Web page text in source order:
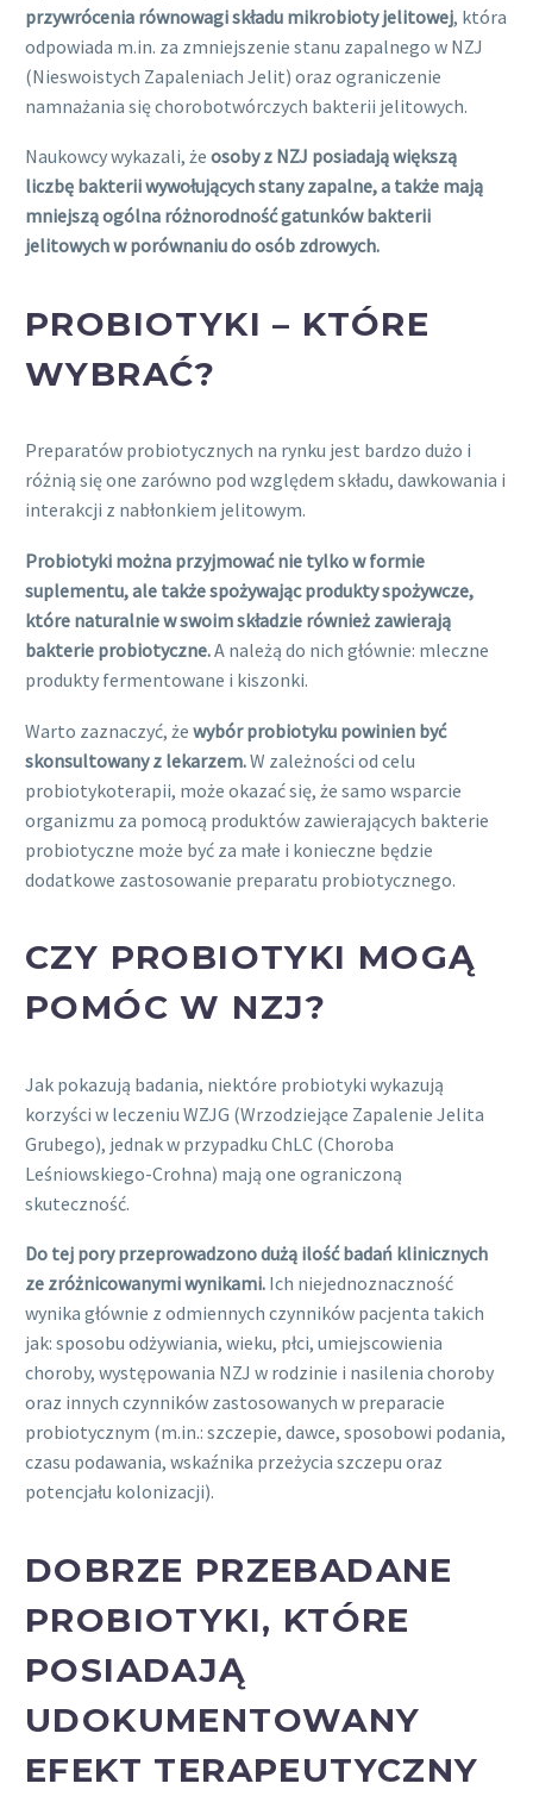
przywrócenia równowagi składu mikrobioty jelitowej, która
odpowiada m.in. za zmniejszenie stanu zapalnego w NZJ
(Nieswoistych Zapaleniach Jelit) oraz ograniczenie
namnażania się chorobotwórczych bakterii jelitowych.
Naukowcy wykazali, że osoby z NZJ posiadają większą
liczbę bakterii wywołujących stany zapalne, a także mają
mniejszą ogólna różnorodność gatunków bakterii
jelitowych w porównaniu do osób zdrowych.
PROBIOTYKI – KTÓRE
WYBRAĆ?
Preparatów probiotycznych na rynku jest bardzo dużo i
różnią się one zarówno pod względem składu, dawkowania i
interakcji z nabłonkiem jelitowym.
Probiotyki można przyjmować nie tylko w formie
suplementu, ale także spożywając produkty spożywcze,
które naturalnie w swoim składzie również zawierają
bakterie probiotyczne.A należą do nich głównie: mleczne
produkty fermentowane i kiszonki.
Warto zaznaczyć, że wybór probiotyku powinien być
skonsultowany z lekarzem.W zależności od celu
probiotykoterapii, może okazać się, że samo wsparcie
organizmu za pomocą produktów zawierających bakterie
probiotyczne może być za małe i konieczne będzie
dodatkowe zastosowanie preparatu probiotycznego.
CZY PROBIOTYKI MOGĄ
POMÓC W NZJ?
Jak pokazują badania, niektóre probiotyki wykazują
korzyści w leczeniu WZJG (Wrzodziejące Zapalenie Jelita
Grubego), jednak w przypadku ChLC (Choroba
Leśniowskiego-Crohna) mają one ograniczoną
skuteczność.
Do tej pory przeprowadzono dużą ilość badań klinicznych
ze zróżnicowanymi wynikami. Ich niejednoznaczność
wynika głównie z odmiennych czynników pacjenta takich
jak: sposobu odżywiania, wieku, płci, umiejscowienia
choroby, występowania NZJ w rodzinie i nasilenia choroby
oraz innych czynników zastosowanych w preparacie
probiotycznym (m.in.: szczepie, dawce, sposobowi podania,
czasu podawania, wskaźnika przeżycia szczepu oraz
potencjału kolonizacji).
DOBRZE PRZEBADANE
PROBIOTYKI, KTÓRE
POSIADAJĄ
UDOKUMENTOWANY
EFEKT TERAPEUTYCZNY